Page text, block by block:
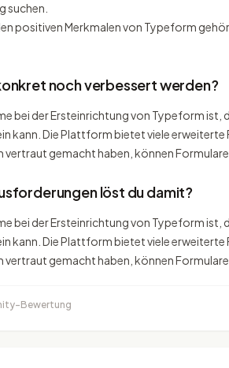
suchen.
positiven Merkmalen von Typeform
noch verbessert werden?
bei der Ersteinrichtung von Typeform ist,
kann. Die Plattform bietet viele
gemacht haben, können Formulare
löst du damit?
bei der Ersteinrichtung von Typeform ist,
kann. Die Plattform bietet viele
gemacht haben, können Formulare
Bewertung